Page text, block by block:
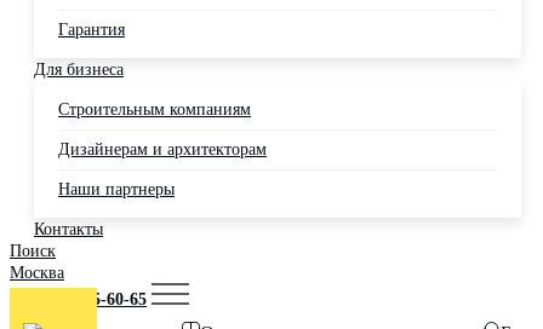
Гарантия
Для бизнеса
Строительным компаниям
Дизайнерам и архитекторам
Наши партнеры
Контакты
Поиск
Москва
+7 (495) 725-60-65